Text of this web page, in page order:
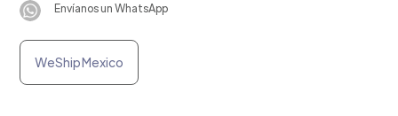
Envíanos un WhatsApp
WeShip Mexico